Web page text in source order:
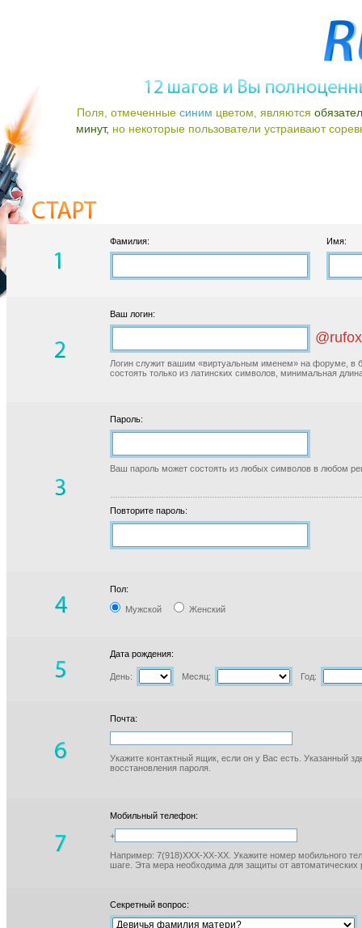
Поля, отмеченные синим цветом, являются
минут, но некоторые пользователи устраивают
Фамилия: Имя:
Ваш логин:
Логин служит вашим «виртуальным именем» на форуме, в
состоять только из латинских символов, минимальная
Пароль:
Ваш пароль может состоять из любых символов в любом
Повторите пароль:
Пол:
Мужской Женский
Дата рождения:
День: Месяц: Год:
Почта:
Укажите контактный ящик, если он у Вас есть. Указанный
восстановления пароля.
Мобильный телефон:
+
Например: 7(918)XXX-XX-XX. Укажите номер мобильного
шаге. Эта мера необходима для защиты от автоматических
Секретный вопрос: